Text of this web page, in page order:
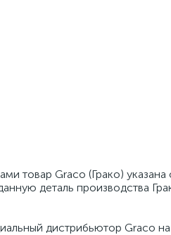
товар Graco (Грако) указана
деталь производства
дистрибьютор Graco